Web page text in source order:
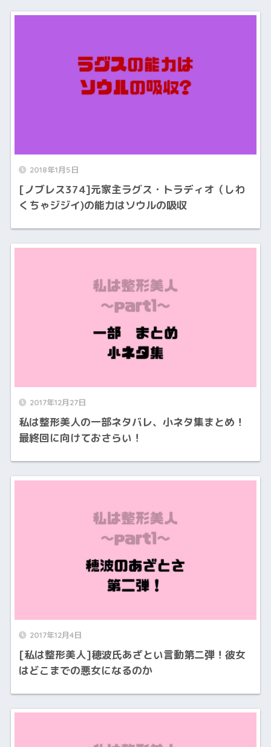
2018年1月5日
[ノブレス374]元家主ラグス・トラディオ（しわ
くちゃジジイ)の能力はソウルの吸収
2017年12月27日
私は整形美人の一部ネタバレ、小ネタ集まとめ！
最終回に向けておさらい！
2017年12月4日
[私は整形美人]穂波氏あざとい言動第二弾！彼女
はどこまでの悪女になるのか